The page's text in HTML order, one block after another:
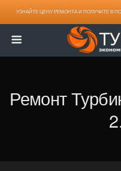
УЗНАЙТЕ ЦЕНУ РЕМОНТА И ПОЛУЧИТЕ В
Ремонт